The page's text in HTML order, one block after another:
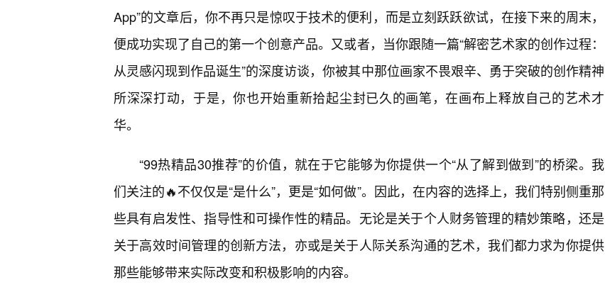
App”的文章后，你不再只是惊叹于技术的便利，而是立刻跃跃欲试，在接下来的周末，
便成功实现了自己的第一个创意产品。又或者，当你跟随一篇“解密艺术家的创作过程：
从灵感闪现到作品诞生”的深度访谈，你被其中那位画家不畏艰辛、勇于突破的创作精神
所深深打动，于是，你也开始重新拾起尘封已久的画笔，在画布上释放自己的艺术才
华。
“99热精品30推荐”的价值，就在于它能够为你提供一个“从了解到做到”的桥梁。我
们关注的🔥不仅仅是“是什么”，更是“如何做”。因此，在内容的选择上，我们特别侧重那
些具有启发性、指导性和可操作性的精品。无论是关于个人财务管理的精妙策略，还是
关于高效时间管理的创新方法，亦或是关于人际关系沟通的艺术，我们都力求为你提供
那些能够带来实际改变和积极影响的内容。